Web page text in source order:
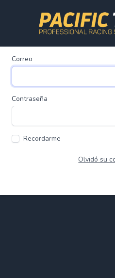
Correo
Contraseña
Recordarme
Olvidó su